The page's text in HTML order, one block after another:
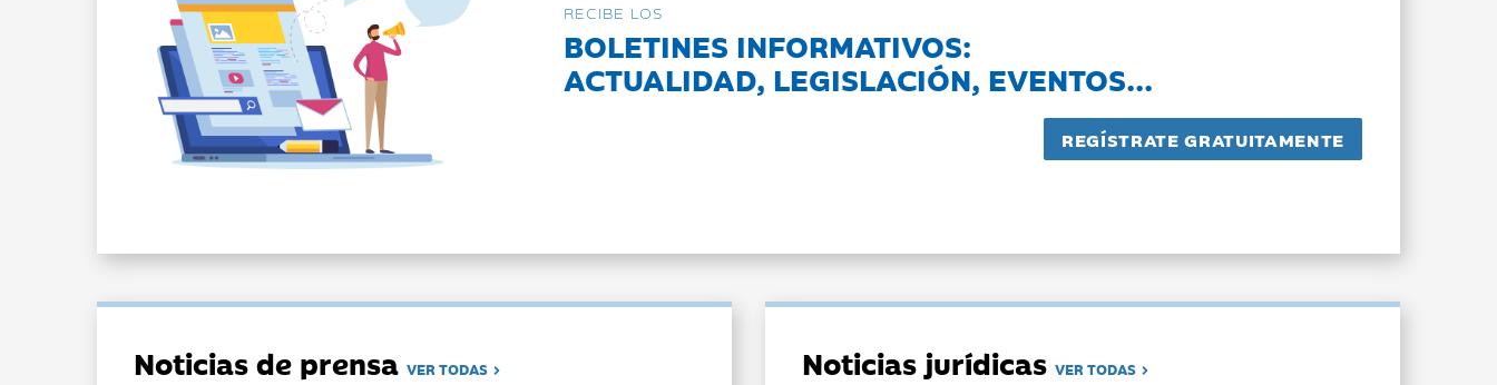
RECIBE LOS
BOLETINES INFORMATIVOS:
ACTUALIDAD, LEGISLACIÓN, EVENTOS...
Noticias de prensaVER TODAS Noticias jurídicasVER TODAS